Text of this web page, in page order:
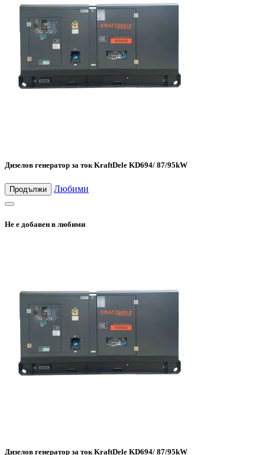
Дизелов генератор за ток KraftDele KD694/ 87/95kW
Продължи Любими
Не е добавен в любими
Дизелов генератор за ток KraftDele KD694/ 87/95kW